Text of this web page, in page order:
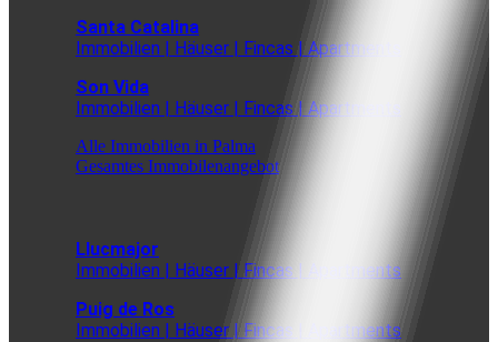
Santa Catalina
Immobilien | Häuser | Fincas | Apartments
Son Vida
Immobilien | Häuser | Fincas | Apartments
Alle Immobilien in Palma
Gesamtes Immobilenangebot
Llucmajor
Immobilien | Häuser | Fincas | Apartments
Puig de Ros
Immobilien | Häuser | Fincas | Apartments